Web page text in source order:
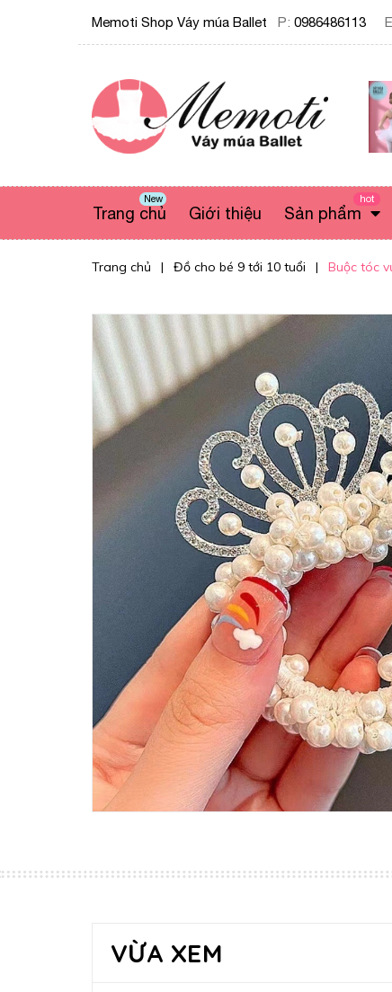
Memoti Shop Váy múa Ballet P: 0986486113
Trang chủ
New
Giới thiệu Sản phẩm
hot
Trang chủ | Đồ cho bé 9 tới 10 tuổi | Buộc tóc
VỪA XEM